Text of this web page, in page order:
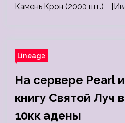
Камень Крон (2000 шт.)
Lineage
На сервере Pearl
книгу Святой Луч
10кк адены